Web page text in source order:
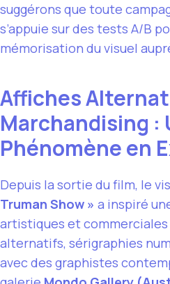
suggérons que toute
s’appuie sur des tests A/B
mémorisation du visuel
Affiches
Marchandising :
Phénomène en
Depuis la sortie du film, le
Truman Show » a inspiré
artistiques et
alternatifs, sérigraphies
avec des graphistes